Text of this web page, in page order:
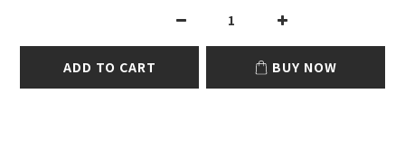
ADD TO CART BUY NOW